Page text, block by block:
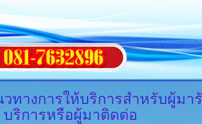
ทางการให้บริการสำหรับผู้มา
บริการหรือผู้มาติดต่อ